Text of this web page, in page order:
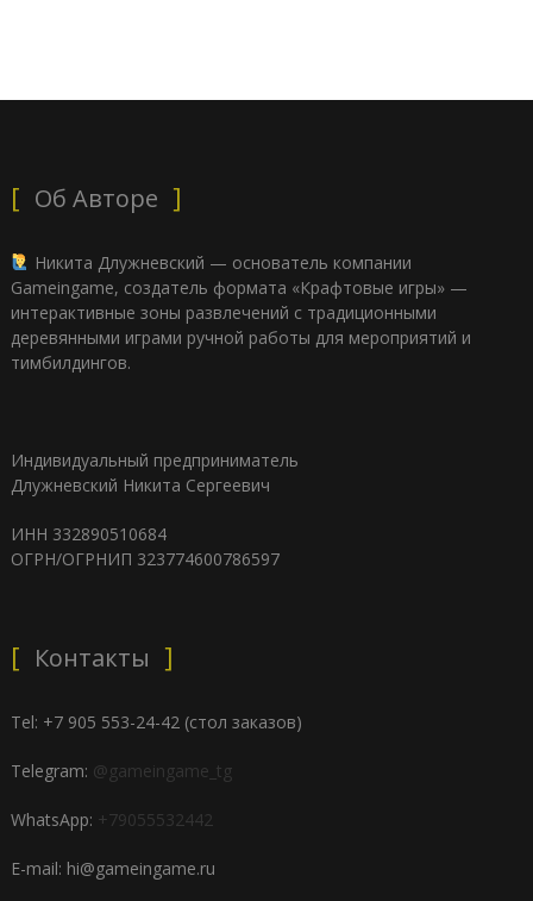
Об Авторе
Никита Длужневский — основатель компании
Gameingame, создатель формата «Крафтовые игры» —
интерактивные зоны развлечений с традиционными
деревянными играми ручной работы для мероприятий и
тимбилдингов.
Индивидуальный предприниматель
Длужневский Никита Сергеевич
ИНН 332890510684
ОГРН/ОГРНИП 323774600786597
Контакты
Tel: +7 905 553-24-42 (стол заказов)
Telegram: @gameingame_tg
WhatsApp: +79055532442
E-mail: hi@gameingame.ru